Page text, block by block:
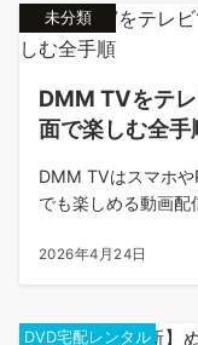
未分類
DMM TVをテ
面で楽しむ全手
DMM TVはスマホ
でも楽しめる動画配
2026年4月24日
DVD宅配レンタル